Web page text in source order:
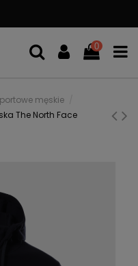
0
męskie
The North Face